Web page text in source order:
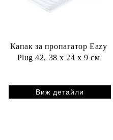
Капак за пропагатор Eazy
Plug 42, 38 x 24 x 9 см
Виж детайли